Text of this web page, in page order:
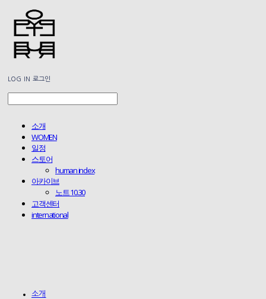
LOG IN 로그인
소개
WOMEN
일정
스토어
human index
아카이브
노트 10.30
고객센터
international
소개